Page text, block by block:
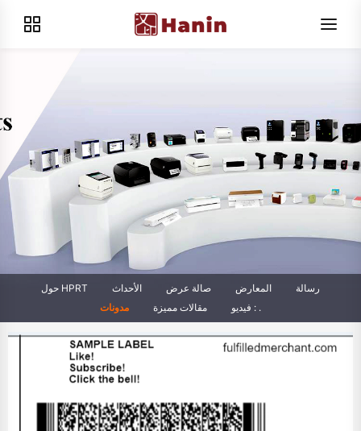
حول HPRT الأحداث صالة عرض المعارض
رسالة
مدونات
مقالات مميزة فيديو : .